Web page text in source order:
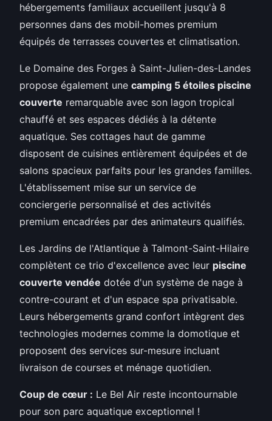
hébergements familiaux accueillent jusqu'à 8
personnes dans des mobil-homes premium
équipés de terrasses couvertes et climatisation.
Le Domaine des Forges à Saint-Julien-des-Landes
propose également une camping 5 étoiles piscine
couverte remarquable avec son lagon tropical
chauffé et ses espaces dédiés à la détente
aquatique. Ses cottages haut de gamme
disposent de cuisines entièrement équipées et de
salons spacieux parfaits pour les grandes familles.
L'établissement mise sur un service de
conciergerie personnalisé et des activités
premium encadrées par des animateurs qualifiés.
Les Jardins de l'Atlantique à Talmont-Saint-Hilaire
complètent ce trio d'excellence avec leur piscine
couverte vendée dotée d'un système de nage à
contre-courant et d'un espace spa privatisable.
Leurs hébergements grand confort intègrent des
technologies modernes comme la domotique et
proposent des services sur-mesure incluant
livraison de courses et ménage quotidien.
Coup de cœur : Le Bel Air reste incontournable
pour son parc aquatique exceptionnel !